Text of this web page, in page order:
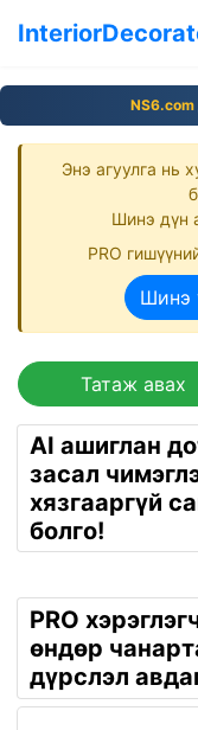
NS6.com
Энэ агуулга нь
Шинэ дүн
PRO
Шинэ
Татаж авах
AI ашиглан
засал
хязгааргүй
болго!
PRO
өндөр
дүрслэл